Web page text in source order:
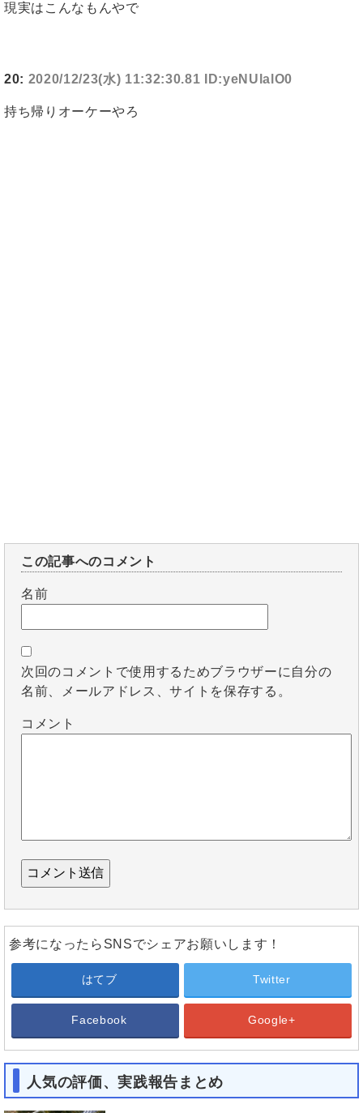
現実はこんなもんやで
20: 2020/12/23(水) 11:32:30.81 ID:yeNUlalO0
持ち帰りオーケーやろ
この記事へのコメント
名前
次回のコメントで使用するためブラウザーに自分の
名前、メールアドレス、サイトを保存する。
コメント
参考になったらSNSでシェアお願いします！
はてブ Twitter
Facebook Google+
人気の評価、実践報告まとめ